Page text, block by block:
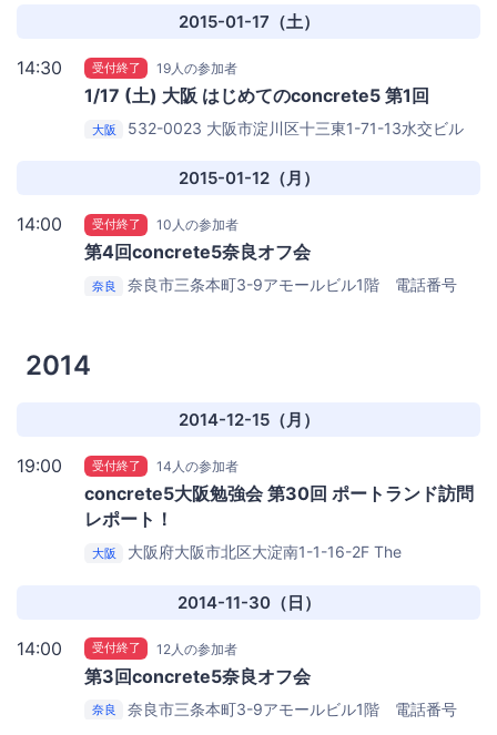
2015-01-17（土）
14:30 受付終了 19人の参加者
1/17 (土) 大阪 はじめてのconcrete5 第1回
大阪
532-0023 大阪市淀川区十三東1-71-13水交ビル
2015-01-12（月）
14:00 受付終了 10人の参加者
第4回concrete5奈良オフ会
奈良
奈良市三条本町3-9アモールビル1階 電話番号
2014
2014-12-15（月）
19:00 受付終了 14人の参加者
concrete5大阪勉強会 第30回 ポートランド訪問
レポート！
大阪 大阪府大阪市北区大淀南1-1-16-2F The
2014-11-30（日）
14:00 受付終了 12人の参加者
第3回concrete5奈良オフ会
奈良
奈良市三条本町3-9アモールビル1階 電話番号